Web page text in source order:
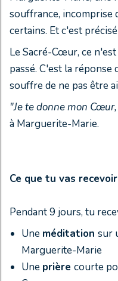
souffrance, incomprise
certains. Et c'est
Le Sacré-Cœur, ce
passé. C'est la
souffre de ne pas être
"Je te donne mon
à Marguerite-Marie.
Ce que tu vas
Pendant 9 jours, tu
Une méditation sur
Marguerite-Marie
Une prière courte